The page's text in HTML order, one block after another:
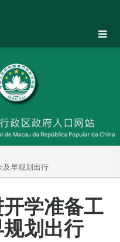
早规划出行
学准备工
划出行